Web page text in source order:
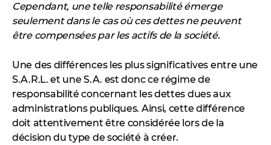
Cependant, une telle responsabilité émerge
seulement dans le cas où ces dettes ne peuvent
être compensées par les actifs de la société.
Une des différences les plus significatives entre une
S.A.R.L. et une S.A. est donc ce régime de
responsabilité concernant les dettes dues aux
administrations publiques. Ainsi, cette différence
doit attentivement être considérée lors de la
décision du type de société à créer.